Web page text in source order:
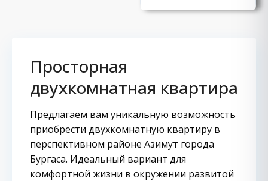
Просторная
двухкомнатная квартира
Предлагаем вам уникальную возможность
приобрести двухкомнатную квартиру в
перспективном районе Азимут города
Бургаса. Идеальный вариант для
комфортной жизни в окружении развитой